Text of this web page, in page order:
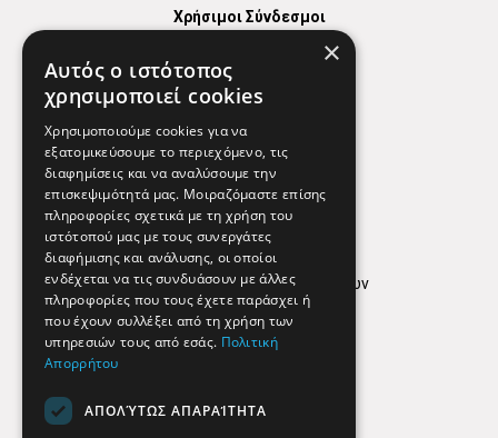
Χρήσιμοι Σύνδεσμοι
Χρήσιμα Τηλέφωνα
Εφημερεύοντα Φαρμακεία
Απόρρητο
Όροι Χρήσης
Πολιτική προστασίας δεδομένων
Findhere
Social Media
×
Αυτός ο ιστότοπος
χρησιμοποιεί cookies
Χρησιμοποιούμε cookies για να
εξατομικεύσουμε το περιεχόμενο, τις
διαφημίσεις και να αναλύσουμε την
επισκεψιμότητά μας. Μοιραζόμαστε επίσης
πληροφορίες σχετικά με τη χρήση του
ιστότοπού μας με τους συνεργάτες
διαφήμισης και ανάλυσης, οι οποίοι
ενδέχεται να τις συνδυάσουν με άλλες
πληροφορίες που τους έχετε παράσχει ή
που έχουν συλλέξει από τη χρήση των
υπηρεσιών τους από εσάς. Πολιτική
Απορρήτου
ΑΠΟΛΎΤΩΣ ΑΠΑΡΑΊΤΗΤΑ